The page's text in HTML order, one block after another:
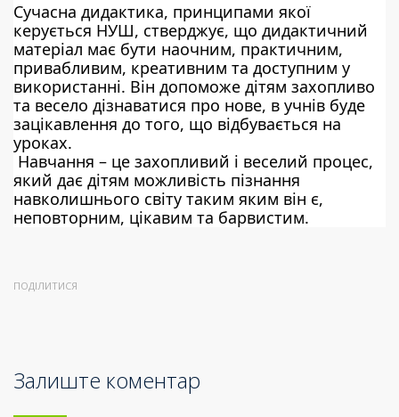
Сучасна дидактика, принципами якої
керується НУШ, стверджує, що дидактичний
матеріал має бути наочним, практичним,
привабливим, креативним та доступним у
використанні. Він допоможе дітям захопливо
та весело дізнаватися про нове, в учнів буде
зацікавлення до того, що відбувається на
уроках.
який дає дітям можливість пізнання
навколишнього світу таким яким він є,
неповторним, цікавим та барвистим.
ПОДІЛИТИСЯ
Залиште коментар